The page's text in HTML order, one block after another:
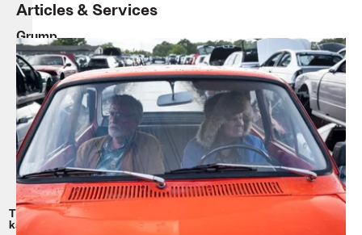
Grump
Mika
Kaurismäki
D/FIN
2022
109
Minuten
Ab
dem
24.
November
im
Kino!
Ticket
kaufen
Articles & Services